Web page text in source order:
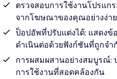
ตรวจสอบการใช้งานโปรแ
จากโฆษณาของคุณอย่างง่า
ป็อปอัพที่ปรับแต่งได้: แสดง
ดำเนินต่อด้วยฟังก์ชันที่ถูกจำ
การผสมผสานอย่างสมบูรณ์:
การใช้งานที่สอดคล้องกัน